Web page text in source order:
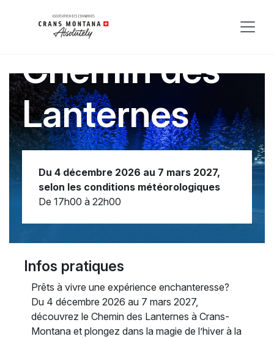
Chemin des
Lanternes
Du 4 décembre 2026 au 7 mars 2027,
selon les conditions météorologiques
De 17h00 à 22h00
Infos pratiques
Prêts à vivre une expérience enchanteresse?
Du 4 décembre 2026 au 7 mars 2027,
découvrez le Chemin des Lanternes à Crans-
Montana et plongez dans la magie de l’hiver à la